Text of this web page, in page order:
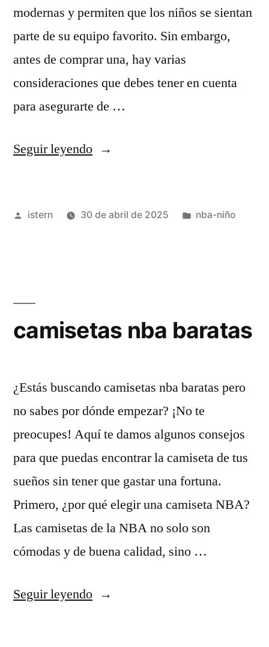
modernas y permiten que los niños se sientan
parte de su equipo favorito. Sin embargo,
antes de comprar una, hay varias
consideraciones que debes tener en cuenta
para asegurarte de …
Seguir leyendo«camiseta
Publicado
istern 30 de abril de 2025
Publicado
nba-niño
camisetas nba baratas
¿Estás buscando camisetas nba baratas pero
no sabes por dónde empezar? ¡No te
preocupes! Aquí te damos algunos consejos
para que puedas encontrar la camiseta de tus
sueños sin tener que gastar una fortuna.
Primero, ¿por qué elegir una camiseta NBA?
Las camisetas de la NBA no solo son
cómodas y de buena calidad, sino …
Seguir leyendo«camisetas